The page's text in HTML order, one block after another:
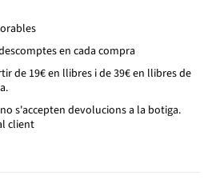
en cada compra
de 19€ en llibres i de 39€ en llibres de
s'accepten devolucions a la botiga.
client